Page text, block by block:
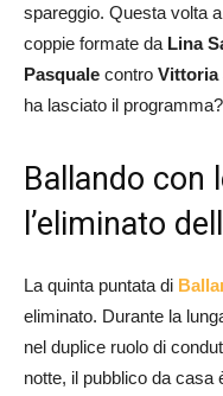
spareggio. Questa volta
coppie formate da Lina
Pasquale contro Vittoria
ha lasciato il
Ballando con
l’eliminato
La quinta puntata di
eliminato. Durante la
nel duplice ruolo di
notte, il pubblico da casa